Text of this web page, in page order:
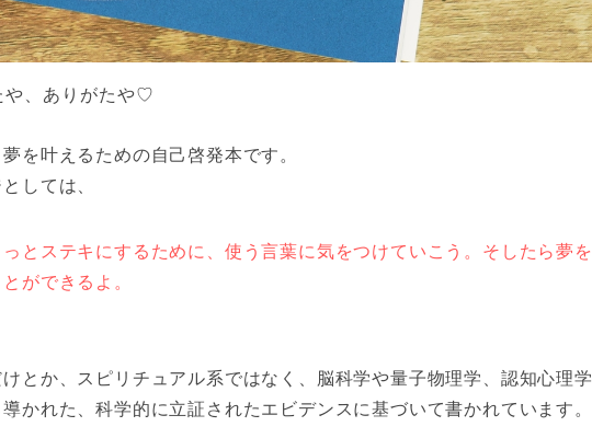
や、ありがたや♡
を叶えるための自己啓発本です。
しては、
とステキにするために、使う言葉に気をつけていこう。そしたら夢を
ができるよ。
とか、スピリチュアル系ではなく、脳科学や量子物理学、認知心理学
かれた、科学的に立証されたエビデンスに基づいて書かれています。